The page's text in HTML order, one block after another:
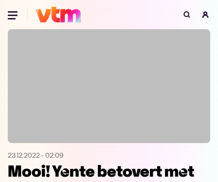
Oeps, browser niet ondersteund
Microsoft Edge Download
23.12.2022 - 02:09
Mooi! Yente betovert met